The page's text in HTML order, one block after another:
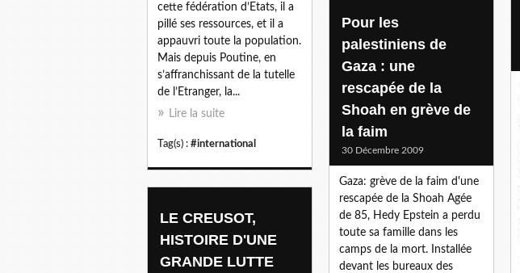
cette fédération d’Etats, il a
pillé ses ressources, et il a
appauvri toute la population.
Mais depuis Poutine, en
s’affranchissant de la tutelle
de l’Etranger, la...
Lire la suite
Tag(s) : #international
Pour les
palestiniens de
Gaza : une
rescapée de la
Shoah en grève de
la faim
30 Décembre 2009
Gaza: grève de la faim d'une
rescapée de la Shoah Agée
de 85, Hedy Epstein a perdu
toute sa famille dans les
camps de la mort. Installée
devant les bureaux des
LE CREUSOT,
HISTOIRE D'UNE
GRANDE LUTTE